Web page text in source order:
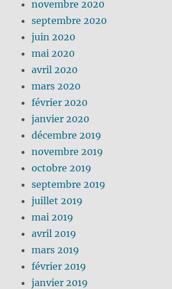
novembre 2020
septembre 2020
juin 2020
mai 2020
avril 2020
mars 2020
février 2020
janvier 2020
décembre 2019
novembre 2019
octobre 2019
septembre 2019
juillet 2019
mai 2019
avril 2019
mars 2019
février 2019
janvier 2019